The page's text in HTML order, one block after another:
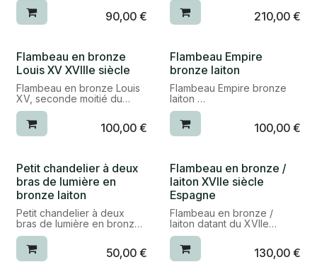
époque : fin XVIIIe siècle
style : Louis XVI
11,5cm
catégorie : flambeau et
bougeoir
réf. 26045
90,00€
époque : vers 1780, fin
matière : bronze / laiton
dimensions : H. 24cm, diam.
12cm
catégorie : flambeaux et
bougeoirs
réf. 26042/2
210,00€
Flambeau en bronze
Louis XV XVIIIe siècle
Flambeau en bronze Louis
XV, seconde moitié du
XVIIIe siècle, pied
octogonal à doucine bordé
de filets à base
époque : 2e moitié XVIIIe
siècle
matière : bronze
dimensions : H. 22cm, base
: 12,5cm
catégorie : bougeoirs et
flambeaux
100,00€
Flambeau Empire
bronze laiton
Flambeau Empire bronze
laiton
époque : début XIXe siècle
style : empire
dimensions : H. 23cm, diam.
11cm
catégorie : bougeoirs et
flambeaux
réf. 26038/1
100,00€
Petit chandelier à deux
bras de lumière en
bronze laiton
Petit chandelier à deux
bras de lumière en bronze
laiton, possibilité
d’électrification (présence
de trou pour le passage de
50,00€
Flambeau en bronze /
laiton XVIIe siècle
Espagne
Flambeau en bronze /
laiton datant du XVIIe
siècle, probablement une
production espagnole
130,00€